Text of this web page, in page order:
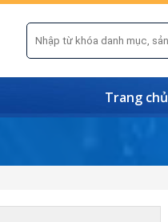
Tìm
kiếm:
Trang chủ